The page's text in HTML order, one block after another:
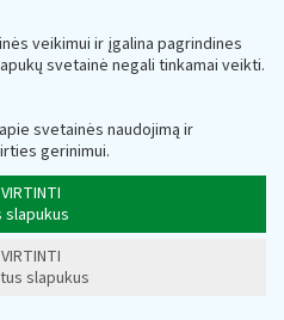
veikimui ir įgalina pagrindines
svetainė negali tinkamai veikti.
svetainės naudojimą ir
gerinimui.
slapukus
slapukus